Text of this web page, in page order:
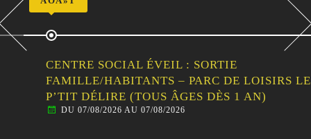
CENTRE SOCIAL ÉVEIL : SORTIE
FAMILLE/HABITANTS – PARC DE LOISIRS LE
P’TIT DÉLIRE (TOUS ÂGES DÈS 1 AN)
DU 07/08/2026 AU 07/08/2026